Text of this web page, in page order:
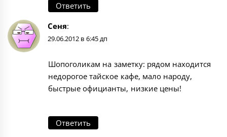
Ответить
Сеня:
29.06.2012 в 6:45 дп
Шопоголикам на заметку: рядом находится
недорогое тайское кафе, мало народу,
быстрые официанты, низкие цены!
Ответить